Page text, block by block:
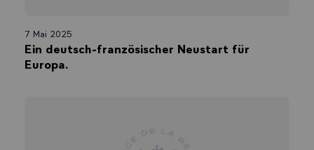
7 Mai 2025
Ein deutsch-französischer Neustart für
Europa.